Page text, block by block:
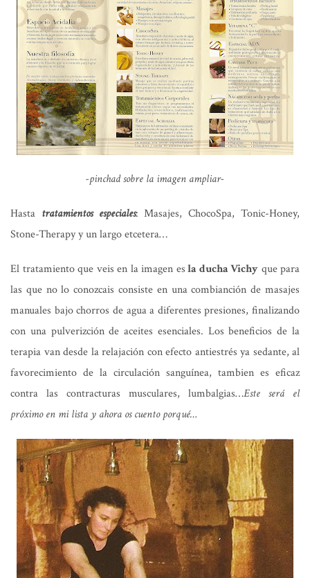
-pinchad sobre la imagen ampliar-
Hasta tratamientos especiales: Masajes, ChocoSpa, Tonic-Honey,
Stone-Therapy y un largo etcetera…
El tratamiento que veis en la imagen esla ducha Vichy que para
las que no lo conozcais consiste en una combianción de masajes
manuales bajo chorros de agua a diferentes presiones, finalizando
con una pulverizción de aceites esenciales. Los beneficios de la
terapia van desde la relajación con efecto antiestrés ya sedante, al
favorecimiento de la circulación sanguínea, tambien es eficaz
contra las contracturas musculares, lumbalgias…Este será el
próximo en mi lista y ahora os cuento porqué…